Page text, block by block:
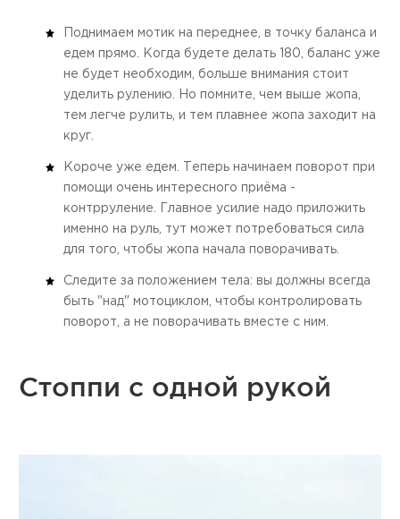
Поднимаем мотик на переднее, в точку баланса и
едем прямо. Когда будете делать 180, баланс уже
не будет необходим, больше внимания стоит
уделить рулению. Но помните, чем выше жопа,
тем легче рулить, и тем плавнее жопа заходит на
круг.
Короче уже едем. Теперь начинаем поворот при
помощи очень интересного приёма -
контрруление. Главное усилие надо приложить
именно на руль, тут может потребоваться сила
для того, чтобы жопа начала поворачивать.
Следите за положением тела: вы должны всегда
быть "над" мотоциклом, чтобы контролировать
поворот, а не поворачивать вместе с ним.
Стоппи с одной рукой